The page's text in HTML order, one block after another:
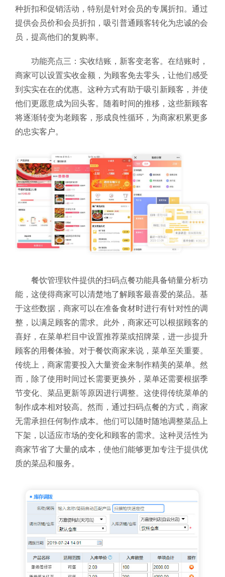
种折扣和促销活动，特别是针对会员的专属折扣。通过
提供会员价和会员折扣，吸引普通顾客转化为忠诚的会
员，提高他们的复购率。
功能亮点三：实收结账，新客变老客。在结账时，
商家可以设置实收金额，为顾客免去零头，让他们感受
到实实在在的优惠。这种方式有助于吸引新顾客，并使
他们更愿意成为回头客。随着时间的推移，这些新顾客
将逐渐转变为老顾客，形成良性循环，为商家积累更多
的忠实客户。
餐饮管理软件提供的扫码点餐功能具备销量分析功
能，这使得商家可以清楚地了解顾客最喜爱的菜品。基
于这些数据，商家可以在准备食材时进行有针对性的调
整，以满足顾客的需求。此外，商家还可以根据顾客的
喜好，在菜单栏目中设置推荐菜或招牌菜，进一步提升
顾客的用餐体验。 对于餐饮商家来说，菜单至关重要。
传统上，商家需要投入大量资金来制作精美的菜单。然
而，除了使用时间过长需要更换外，菜单还需要根据季
节变化、菜品更新等原因进行调整。这使得传统菜单的
制作成本相对较高。然而，通过扫码点餐的方式，商家
无需承担任何制作成本。他们可以随时随地调整菜品上
下架，以适应市场的变化和顾客的需求。这种灵活性为
商家节省了大量的成本，使他们能够更加专注于提供优
质的菜品和服务。